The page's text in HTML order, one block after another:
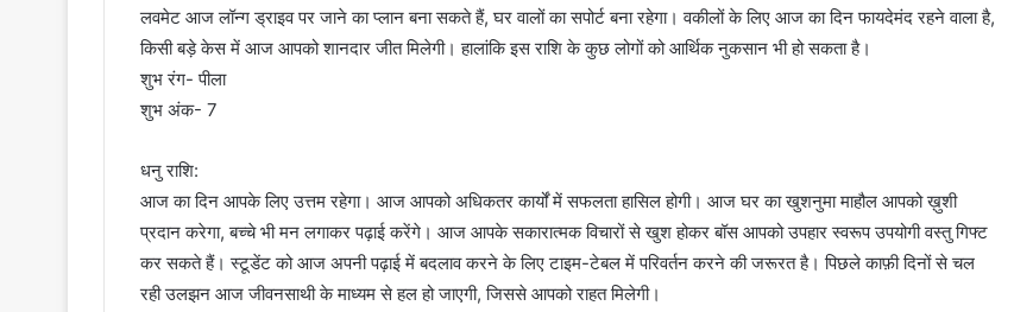
लवमेट आज लॉन्ग ड्राइव पर जाने का प्लान बना सकते हैं, घर वालों का सपोर्ट बना रहेगा। वकीलों के लिए आज का दिन फायदेमंद रहने वाला है,
किसी बड़े केस में आज आपको शानदार जीत मिलेगी। हालांकि इस राशि के कुछ लोगों को आर्थिक नुकसान भी हो सकता है।
शुभ रंग- पीला
शुभ अंक- 7
धनु राशि:
आज का दिन आपके लिए उत्तम रहेगा। आज आपको अधिकतर कार्यों में सफलता हासिल होगी। आज घर का खुशनुमा माहौल आपको ख़ुशी
प्रदान करेगा, बच्चे भी मन लगाकर पढ़ाई करेंगे। आज आपके सकारात्मक विचारों से खुश होकर बॉस आपको उपहार स्वरूप उपयोगी वस्तु गिफ्ट
कर सकते हैं। स्टूडेंट को आज अपनी पढ़ाई में बदलाव करने के लिए टाइम-टेबल में परिवर्तन करने की जरूरत है। पिछले काफ़ी दिनों से चल
रही उलझन आज जीवनसाथी के माध्यम से हल हो जाएगी, जिससे आपको राहत मिलेगी।